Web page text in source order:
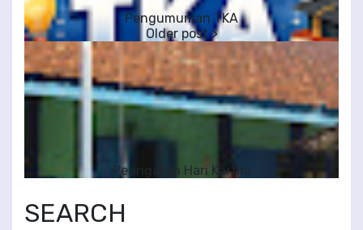
Pengumuman TKA
Peringatan Hari Kartini
SEARCH